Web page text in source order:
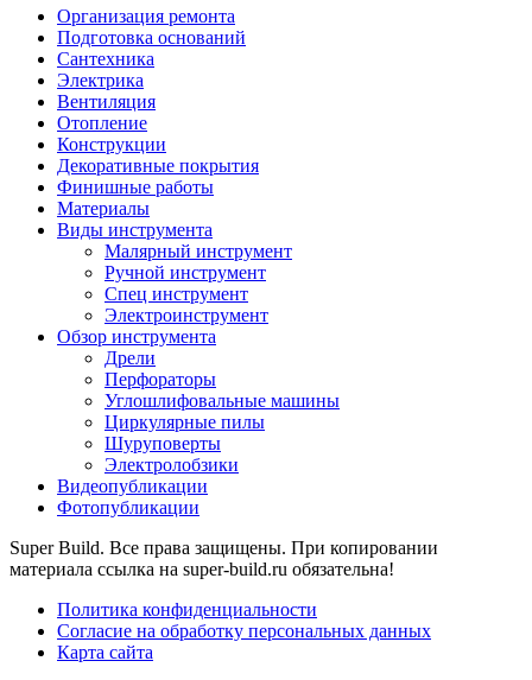
Организация ремонта
Подготовка оснований
Сантехника
Электрика
Вентиляция
Отопление
Конструкции
Декоративные покрытия
Финишные работы
Материалы
Виды инструмента
Малярный инструмент
Ручной инструмент
Спец инструмент
Электроинструмент
Обзор инструмента
Дрели
Перфораторы
Углошлифовальные машины
Циркулярные пилы
Шуруповерты
Электролобзики
Видеопубликации
Фотопубликации
Super Build. Все права защищены. При копировании
материала ссылка на super-build.ru обязательна!
Политика конфиденциальности
Согласие на обработку персональных данных
Карта сайта